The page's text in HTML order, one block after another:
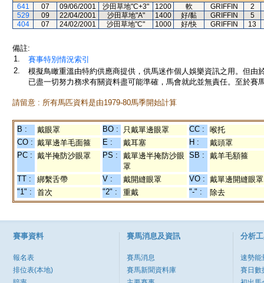
641
07 09/06/2001 沙田草地"C+3" 1200 軟 GRIFFIN
2
529
09 22/04/2001 沙田草地"A" 1400 好/黏 GRIFFIN
5
404
07 24/02/2001 沙田草地"C" 1000 好/快 GRIFFIN 13
備註:
1.
賽事特別情況索引
2.
模擬鳥瞰重溫由特約供應商提供，供馬迷作個人娛樂資訊之用。但
已盡一切努力務求有關資料盡可能準確，馬會就此並無責任。至於賽
請留意 : 所有馬匹資料是由1979-80馬季開始計算
B : 戴眼罩 BO : 只戴單邊眼罩 CC :
喉托
CO : 戴單邊羊毛面箍 E : 戴耳塞 H :
戴頭罩
PC : 戴半掩防沙眼罩 PS :
戴單邊半掩防沙眼
罩
SB : 戴羊毛額箍
TT : 綁繫舌帶 V : 戴開縫眼罩 VO : 戴單邊開縫眼罩
"1" :
首次 "2" : 重戴 "-" : 除去
賽事資料
報名表
排位表(本地)
賽馬消息及資訊
賽馬消息
賽馬新聞資料庫
分析
速勢能
賽日數